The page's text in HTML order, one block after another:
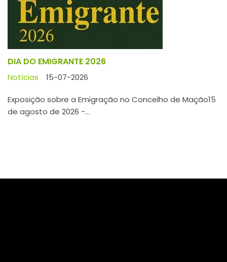
DIA DO EMIGRANTE 2026
Notícias 15-07-2026
Exposição sobre a Emigração no Concelho de Mação15
de agosto de 2026 -...